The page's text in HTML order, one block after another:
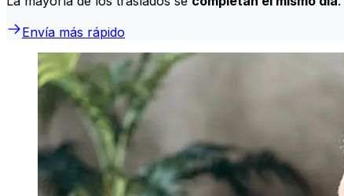
Envía más rápido